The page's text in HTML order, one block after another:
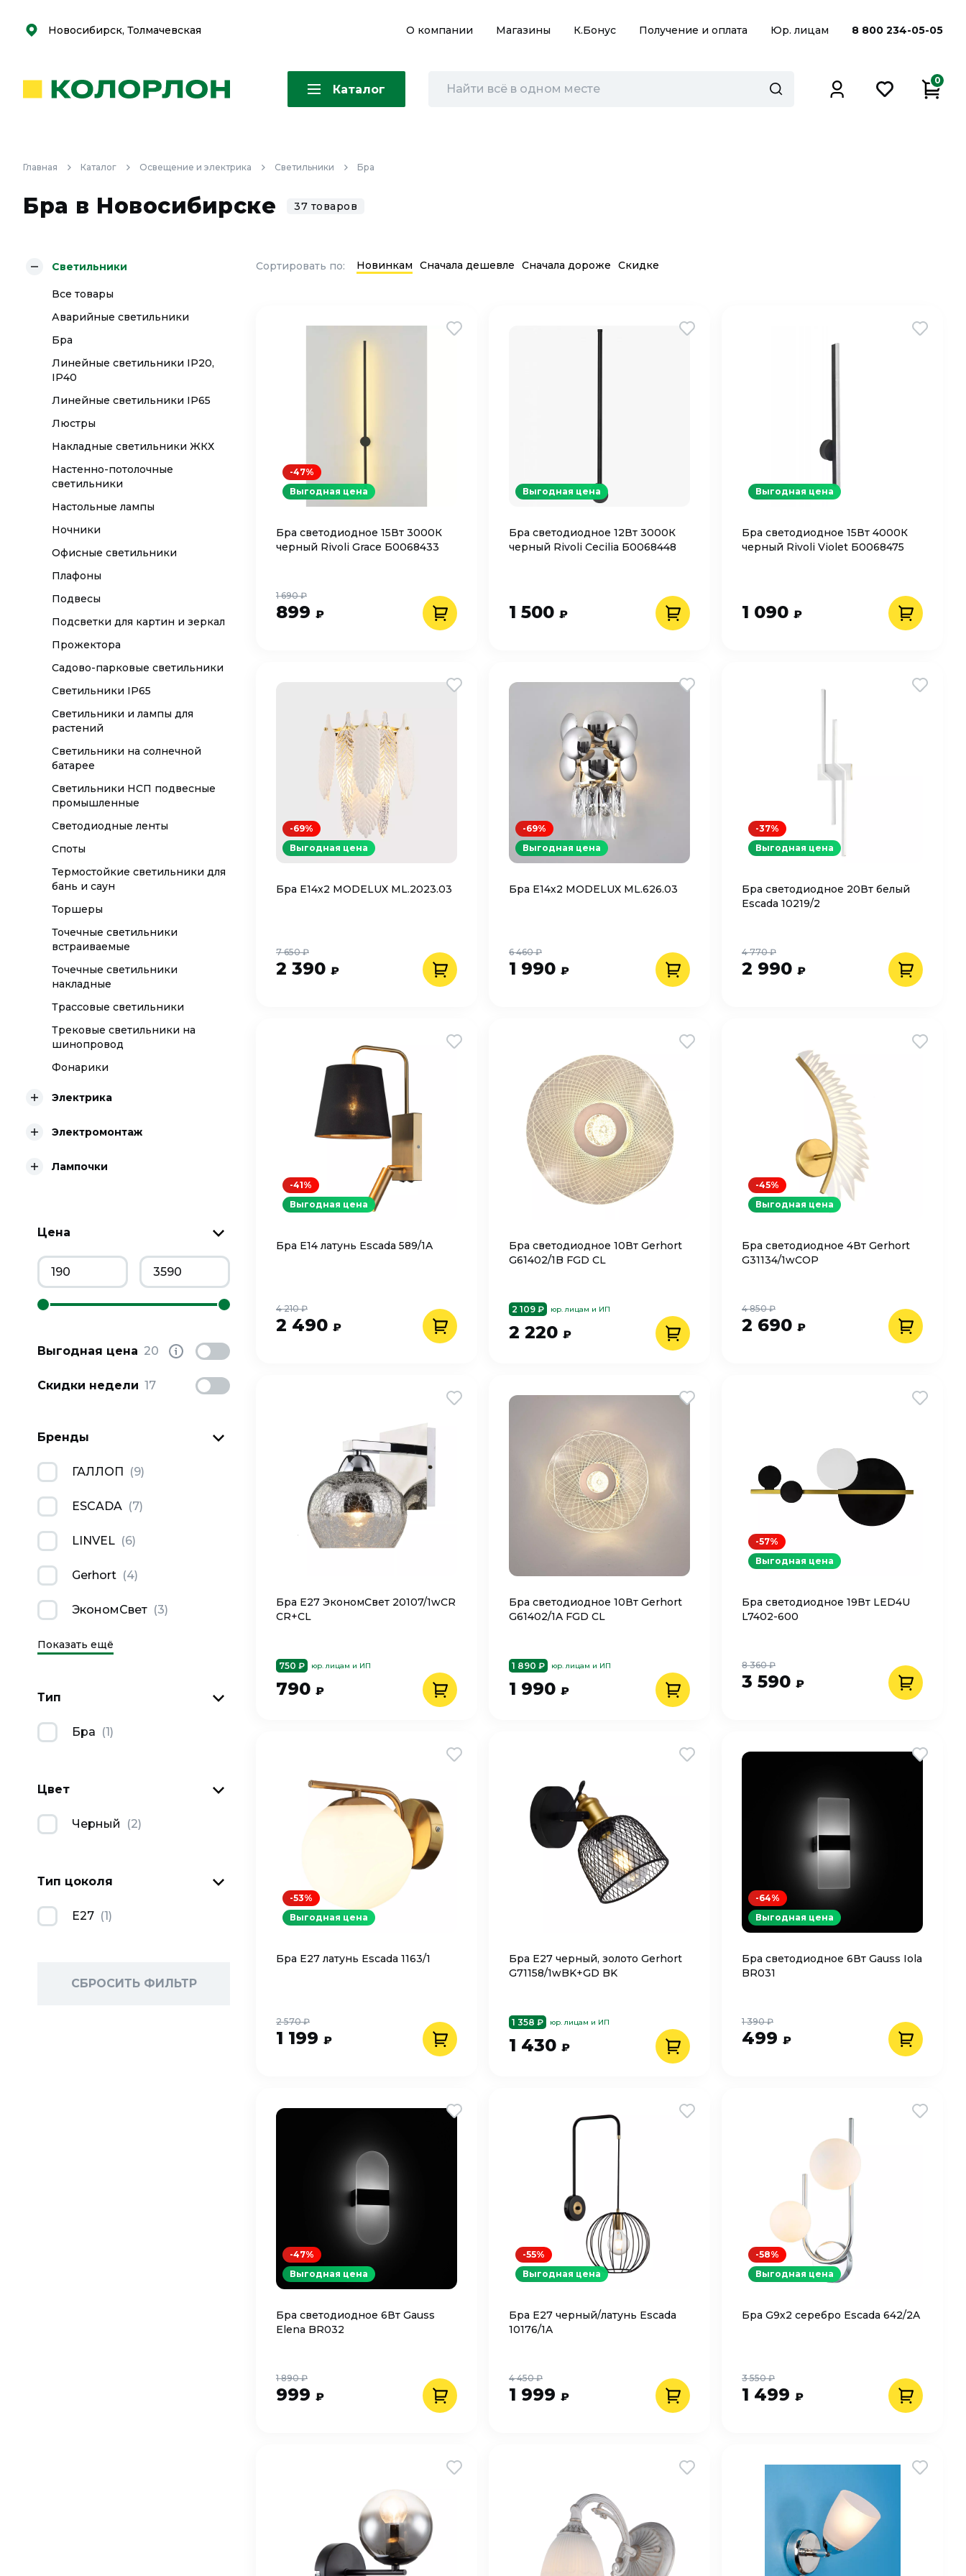
Скоро
Скоро
Новосибирск, Толмачевская О компании Магазины К.Бонус Получение и оплата Юр. лицам 8 800 234-05-05
Каталог
0
Главная Каталог Освещение и электрика Светильники Бра
Бра в Новосибирске 37 товаров
Светильники
Все товары
Аварийные светильники
Бра
Линейные светильники IP20,
IP40
Линейные светильники IP65
Люстры
Накладные светильники ЖКХ
Настенно-потолочные
светильники
Настольные лампы
Ночники
Офисные светильники
Плафоны
Подвесы
Подсветки для картин и зеркал
Прожектора
Садово-парковые светильники
Светильники IP65
Светильники и лампы для
растений
Светильники на солнечной
батарее
Светильники НСП подвесные
промышленные
Светодиодные ленты
Споты
Термостойкие светильники для
бань и саун
Торшеры
Точечные светильники
встраиваемые
Точечные светильники
накладные
Трассовые светильники
Трековые светильники на
шинопровод
Фонарики
Электрика
Электромонтаж
Лампочки
Цена
Выгодная цена 20
Скидки недели 17
Бренды
ГАЛЛОП (9)
ESCADA (7)
LINVEL (6)
Gerhort (4)
ЭкономСвет (3)
Показать ещё
Тип
Бра (1)
Цвет
Черный (2)
Тип цоколя
Е27 (1)
СБРОСИТЬ ФИЛЬТР
Сортировать по: Новинкам Сначала дешевле Сначала дороже Скидке
Бра светодиодное 15Вт 3000К
черный Rivoli Grace Б0068433
899 ₽
1 690 ₽
-47%
Выгодная цена
Бра светодиодное 12Вт 3000К
черный Rivoli Cecilia Б0068448
1 500 ₽
Выгодная цена
Бра светодиодное 15Вт 4000К
черный Rivoli Violet Б0068475
1 090 ₽
Выгодная цена
Бра Е14х2 MODELUX ML.2023.03
2 390 ₽
7 650 ₽
-69%
Выгодная цена
Бра Е14х2 MODELUX ML.626.03
1 990 ₽
6 460 ₽
-69%
Выгодная цена
Бра светодиодное 20Вт белый
Escada 10219/2
2 990 ₽
4 770 ₽
-37%
Выгодная цена
Бра Е14 латунь Escada 589/1A
2 490 ₽
4 210 ₽
-41%
Выгодная цена
Бра светодиодное 10Вт Gerhort
G61402/1B FGD CL
2 109 ₽ юр. лицам и ИП
2 220 ₽
Бра светодиодное 4Вт Gerhort
G31134/1wCOP
2 690 ₽
4 850 ₽
-45%
Выгодная цена
Бра Е27 ЭкономСвет 20107/1wCR
CR+CL
750 ₽ юр. лицам и ИП
790 ₽
Бра светодиодное 10Вт Gerhort
G61402/1A FGD CL
1 890 ₽ юр. лицам и ИП
1 990 ₽
Бра светодиодное 19Вт LED4U
L7402-600
3 590 ₽
8 360 ₽
-57%
Выгодная цена
Бра Е27 латунь Escada 1163/1
1 199 ₽
2 570 ₽
-53%
Выгодная цена
Бра Е27 черный, золото Gerhort
G71158/1wBK+GD BK
1 358 ₽ юр. лицам и ИП
1 430 ₽
Бра светодиодное 6Вт Gauss Iola
BR031
499 ₽
1 390 ₽
-64%
Выгодная цена
Бра светодиодное 6Вт Gauss
Elena BR032
999 ₽
1 890 ₽
-47%
Выгодная цена
Бра Е27 черный/латунь Escada
10176/1A
1 999 ₽
4 450 ₽
-55%
Выгодная цена
Бра G9х2 серебро Escada 642/2A
1 499 ₽
3 550 ₽
-58%
Выгодная цена